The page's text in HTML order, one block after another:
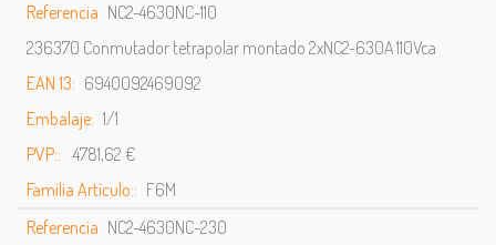
Referencia NC2-4630NC-110
236370 Conmutador tetrapolar montado 2xNC2-630A 110Vca
EAN 13: 6940092469092
Embalaje: 1/1
PVP:: 4781,62 €
Familia Artículo:: F6M
Referencia NC2-4630NC-230